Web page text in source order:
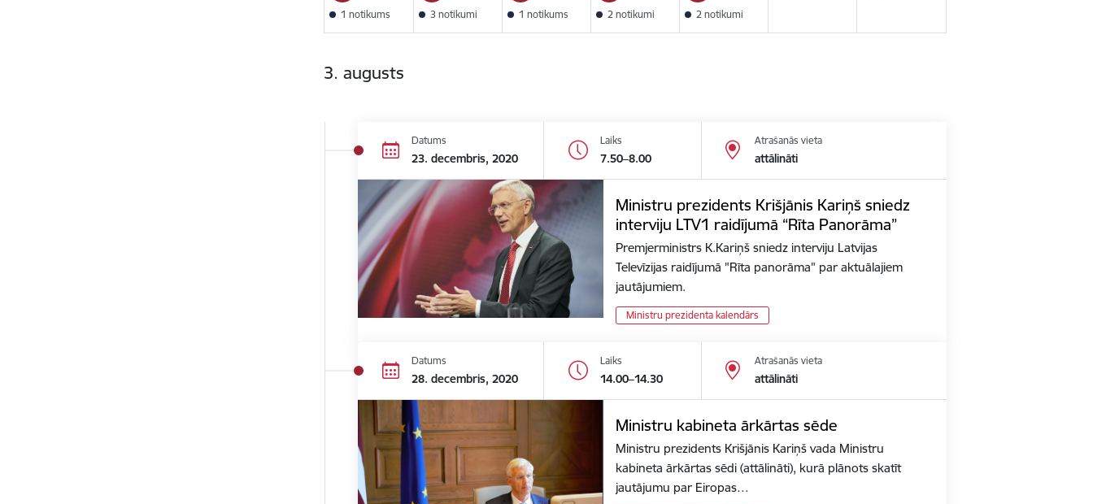
1 notikums 3 notikumi 1 notikums 2 notikumi 2 notikumi
3. augusts
Datums
23. decembris, 2020
Laiks
7.50–8.00
Atrašanās vieta
attālināti
Ministru prezidents Krišjānis Kariņš sniedz
interviju LTV1 raidījumā “Rīta Panorāma”
Premjerministrs K.Kariņš sniedz interviju Latvijas
Televīzijas raidījumā "Rīta panorāma" par aktuālajiem
jautājumiem.
Ministru prezidenta kalendārs
Datums
28. decembris, 2020
Laiks
14.00–14.30
Atrašanās vieta
attālināti
Ministru kabineta ārkārtas sēde
Ministru prezidents Krišjānis Kariņš vada Ministru
kabineta ārkārtas sēdi (attālināti), kurā plānots skatīt
jautājumu par Eiropas…